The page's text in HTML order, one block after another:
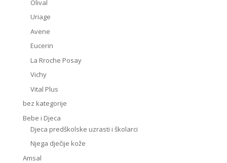
Olival
Uriage
Avene
Eucerin
La Rroche Posay
Vichy
Vital Plus
bez kategorije
Bebe i Djeca
Djeca predškolske uzrasti i školarci
Njega dječije kože
Amsal